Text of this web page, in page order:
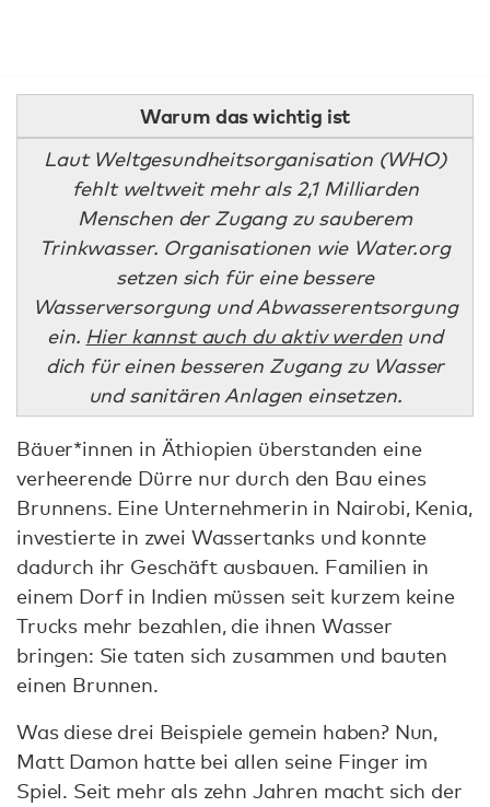
Warum das wichtig ist
Laut Weltgesundheitsorganisation (WHO)
fehlt weltweit mehr als 2,1 Milliarden
Menschen der Zugang zu sauberem
Trinkwasser. Organisationen wie Water.org
setzen sich für eine bessere
Wasserversorgung und Abwasserentsorgung
ein. Hier kannst auch du aktiv werdenund
dich für einen besseren Zugang zu Wasser
und sanitären Anlagen einsetzen.
Bäuer*innen in Äthiopien überstanden eine
verheerende Dürre nur durch den Bau eines
Brunnens. Eine Unternehmerin in Nairobi, Kenia,
investierte in zwei Wassertanks und konnte
dadurch ihr Geschäft ausbauen. Familien in
einem Dorf in Indien müssen seit kurzem keine
Trucks mehr bezahlen, die ihnen Wasser
bringen: Sie taten sich zusammen und bauten
einen Brunnen.
Was diese drei Beispiele gemein haben? Nun,
Matt Damon hatte bei allen seine Finger im
Spiel. Seit mehr als zehn Jahren macht sich der